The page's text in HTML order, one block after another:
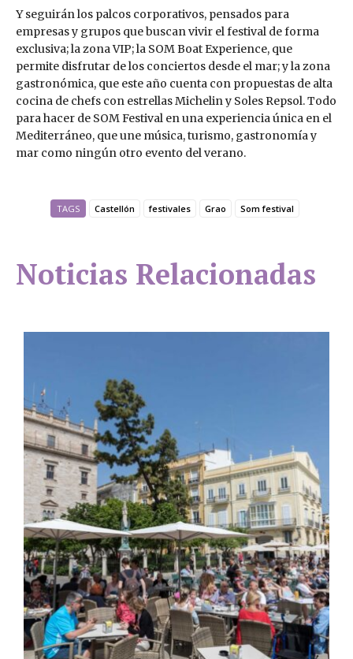
Y seguirán los palcos corporativos, pensados para
empresas y grupos que buscan vivir el festival de forma
exclusiva; la zona VIP; la SOM Boat Experience, que
permite disfrutar de los conciertos desde el mar; y la zona
gastronómica, que este año cuenta con propuestas de alta
cocina de chefs con estrellas Michelin y Soles Repsol. Todo
para hacer de SOM Festival en una experiencia única en el
Mediterráneo, que une música, turismo, gastronomía y
mar como ningún otro evento del verano.
TAGS Castellón festivales Grao Som festival
Noticias Relacionadas